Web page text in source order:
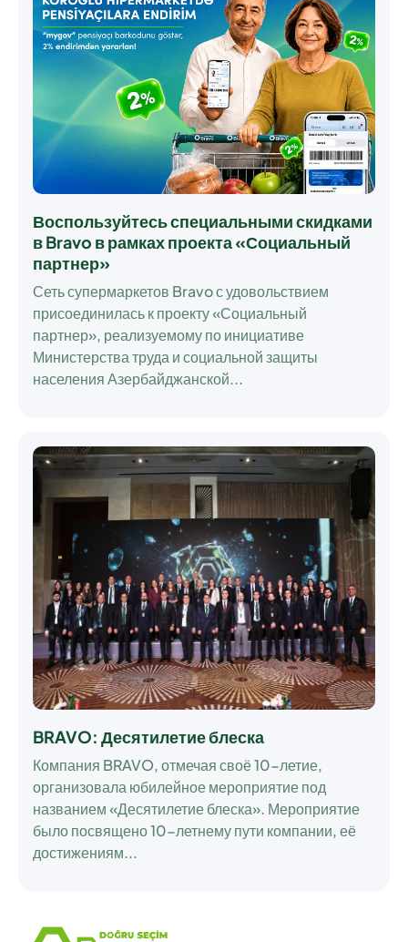
Воспользуйтесь специальными скидками
в Bravo в рамках проекта «Социальный
партнер»
Сеть супермаркетов Bravo с удовольствием
присоединилась к проекту«Социальный
партнер», реализуемому по инициативе
Министерства труда и социальной защиты
населения Азербайджанской...
BRAVO: Десятилетие блеска
Компания BRAVO, отмечая своё 10-летие,
организовала юбилейное мероприятие под
названием «Десятилетие блеска». Мероприятие
было посвящено 10-летнему пути компании, её
достижениям...